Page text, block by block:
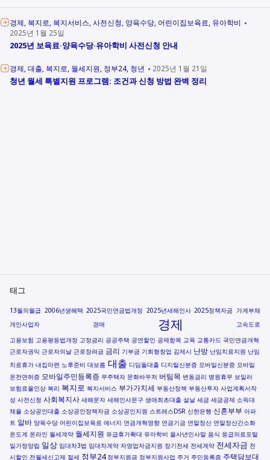
경제 복지로 복지서비스 사전신청 양육수당 어린이집보육료 유아학비
2025년 1월 25일
2025년 보육료·양육수당·유아학비 사전신청 안내
경제 대출 복지로 월세지원 정부24 청년 2025년 1월 21일
청년 월세 특별지원 프로그램: 조건과 신청 방법 완벽 정리
태그
13월의월급 2006년생혜택 2025국민연금법개정 2025년새해인사 2025정책자금 가계부채
개인사업자
경매 경제
고속도로
고용보험 고용평등법개정 고정금리 공공주택 공연할인 공제항목 교육 교통카드 국민연금개혁
근로자권익 근로자의날 근로장려금 금리 기부금 기회형창업 김제시 난방 난임치료지원 난임
치료휴가 내집마련 노후준비 대보름 대출 디딤돌대출 디지털신분증 모바일신분증 모바일
운전면허증 모바일주민등록증 무주택자 문화바우처 버팀목 변동금리 병원휴무 보일러
보험료율인상 복리 복지로 복지서비스 부가가치세 부동산정책 부동산투자 사업계획서작
성 사전신청 사회복지사 새해문자 새해인사문구 생애최초대출 설날 세금 세금공제 소득대
체율 소상공인대출 소상공인정책자금 소상공인지원 스트레스DSR 신한은행 신혼부부 아파
트 알바 양육수당 어린이집보육료 에너지 연금개혁영향 연금기금 연말정산 연말정산간소화
온도계 온라인 월세계약 월세지원 유급휴가확대 유아학비 을사년인사말 음식 응급의료포털
일가정양립 일상 임대차3법 임대차계약 자영업자금지원 장기전세 전세계약 전세자금 전
시할인 전월세신고제 절세 정부24 정부지원금 정부지원사업 주거 주민등록증 주택담보대